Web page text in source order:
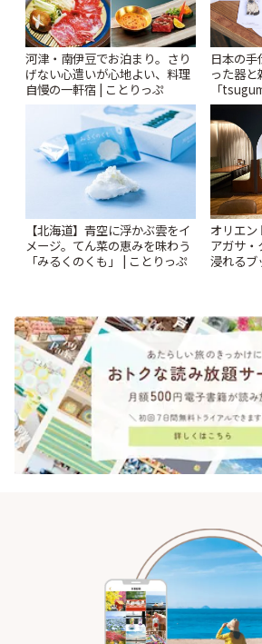
河津・南伊豆でお泊まり。さり
げない心遣いが心地よい、料理
自慢の一軒宿 | ことりっぷ
日本の
った器
「
【北海道】青空に浮かぶ雲をイ
メージ。てん菜の恵みを味わう
「みるくのくも」 | ことりっぷ
オリエ
アガサ
浸れるブ